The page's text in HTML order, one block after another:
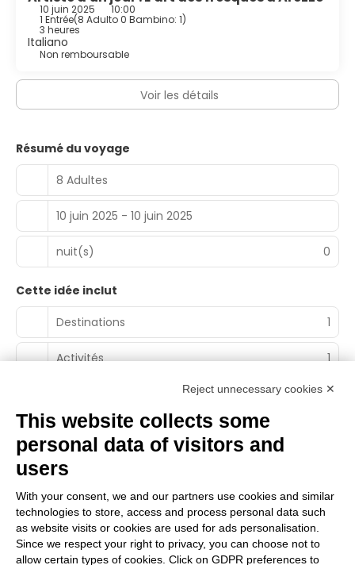
10 juin 2025 10:00
1 Entrée(8 Adulto 0 Bambino: 1)
3 heures
Italiano
Non remboursable
Voir les détails
Résumé du voyage
8 Adultes
10 juin 2025 - 10 juin 2025
nuit(s) 0
Cette idée inclut
Destinations
1
Activités 1
Main Partner
Partenaire territorial
Reject unnecessary cookies ✕
This website collects some
personal data of visitors and
users
With your consent, we and our partners use cookies and similar
technologies to store, access and process personal data such
as website visits or cookies are used for ads personalisation.
Since we respect your right to privacy, you can choose not to
allow certain types of cookies. Click on GDPR preferences to